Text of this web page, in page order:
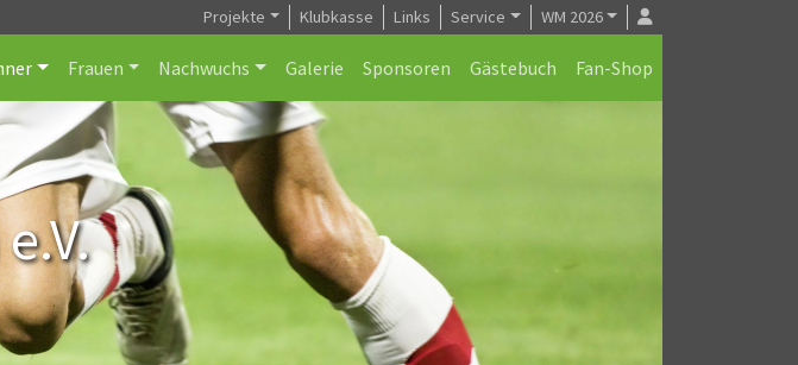
Projekte Klubkasse Links Service WM 2026
Frauen Nachwuchs Galerie Sponsoren Gästebuch Fan-Shop